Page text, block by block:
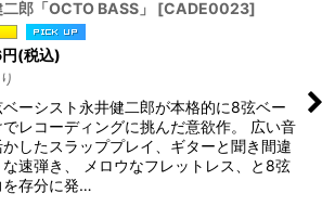
郎「OCTO BASS」 [CADE0023]
円(税込)
ベーシスト永井健二郎が本格的に8弦ベー
でレコーディングに挑んだ意欲作。 広い音
したスラッププレイ、ギターと聞き間違
な速弾き、 メロウなフレットレス、と8弦
を存分に発…